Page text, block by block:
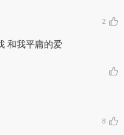
2
和我平庸的爱
8